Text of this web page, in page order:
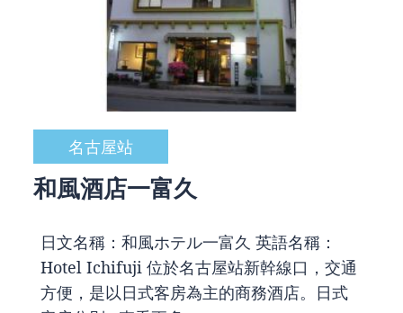
名古屋站
和風酒店一富久
日文名稱：和風ホテル一富久 英語名稱：
Hotel Ichifuji 位於名古屋站新幹線口，交通
方便，是以日式客房為主的商務酒店。日式